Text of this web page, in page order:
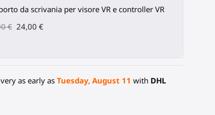
da scrivania per visore VR e controller VR
€ 24,00 €
as early as Tuesday, August 11 with DHL